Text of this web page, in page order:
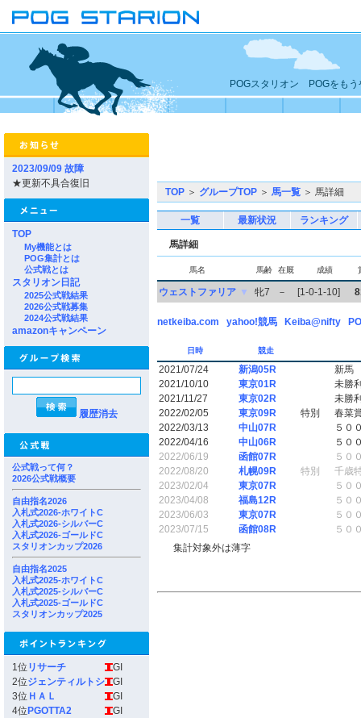
POGスタリオン POGをもう
2023/09/09 故障
★更新不具合復旧
TOP
My機能とは
POG集計とは
公式戦とは
スタリオン日記
2025公式戦結果
2026公式戦募集
2024公式戦結果
amazonキャンペーン
履歴消去
公式戦って何？
2026公式戦概要
自由指名2026
入札式2026-ホワイトC
入札式2026-シルバーC
入札式2026-ゴールドC
スタリオンカップ2026
自由指名2025
入札式2025-ホワイトC
入札式2025-シルバーC
入札式2025-ゴールドC
スタリオンカップ2025
1位 リサーチ
GI
2位ジェンティルトシ
GI
3位 ＨＡＬ
GI
4位 PGOTTA2
GI
TOP ＞ グループTOP ＞ 馬一覧 ＞ 馬詳細
一覧 最新状況 ランキング
馬詳細
馬名 馬齢 在厩 成績
ウェストファリア ▼ 牝7 － [1-0-1-10]
netkeiba.com yahoo!競馬 Keiba@nifty
日時 競走
2021/07/24 新潟05R
新馬
2021/10/10
東京01R
未勝
2021/11/27
東京02R
未勝
2022/02/05
東京09R 特別
春菜
2022/03/13
中山07R
５０
2022/04/16
中山06R
５０
2022/06/19
函館07R
５０
2022/08/20
札幌09R 特別
千歳
2023/02/04
東京07R
５０
2023/04/08
福島12R
５０
2023/06/03
東京07R
５０
2023/07/15
函館08R
５０
集計対象外は薄字